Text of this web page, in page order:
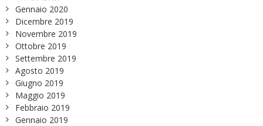
Gennaio 2020
Dicembre 2019
Novembre 2019
Ottobre 2019
Settembre 2019
Agosto 2019
Giugno 2019
Maggio 2019
Febbraio 2019
Gennaio 2019